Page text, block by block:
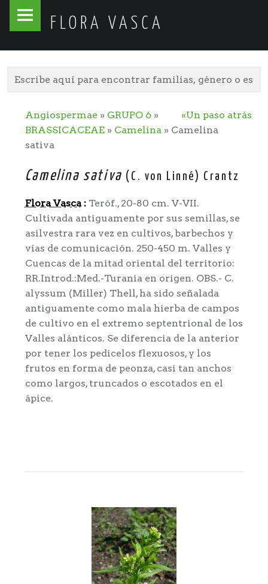
FLORA VASCA
Flora
Skip
«Un paso atrás
Angiospermae» GRUPO 6»
BRASSICACEAE» Camelina» Camelina
sativa
Camelina sativa (C. von Linné) Crantz
Flora Vasca:Teróf., 20-80 cm. V-VII.
Cultivada antiguamente por sus semillas, se
asilvestra rara vez en cultivos, barbechos y
vías de comunicación. 250-450 m. Valles y
Cuencas de la mitad oriental del territorio:
RR.Introd.:Med.-Turania en origen. OBS.- C.
alyssum (Miller) Thell, ha sido señalada
antiguamente como mala hierba de campos
de cultivo en el extremo septentrional de los
Valles alánticos. Se diferencia de la anterior
por tener los pedicelos flexuosos, y los
frutos en forma de peonza, casi tan anchos
como largos, truncados o escotados en el
ápice.